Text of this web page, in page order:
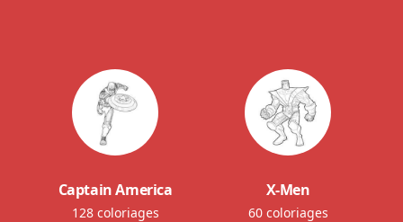
Captain America
128 coloriages
X-Men
60 coloriages